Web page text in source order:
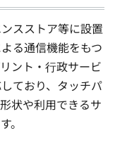
スストア等に設置
る通信機能をもつ
ント・⾏政サービ
ており、タッチパ
状や利用できるサ
。